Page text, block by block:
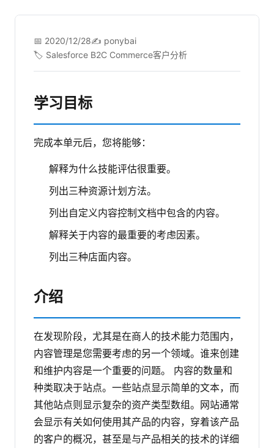
📅 2020/12/28✍️ ponybai
🏷️ Salesforce B2C Commerce客户分析
学习目标
完成本单元后，您将能够：
解释为什么技能评估很重要。
列出三种资源计划方法。
列出自定义内容控制文档中包含的内容。
解释关于内容的最重要的考虑因素。
列出三种店面内容。
介绍
在发现阶段，尤其是在商人的技术能力范围内，
内容管理是您需要考虑的另一个领域。谁来创建
和维护内容是一个重要的问题。
内容的数量和
种类取决于站点。一些站点显示简单的文本，而
其他站点则显示复杂的资产类型数组。网站通常
会显示有关如何使用其产品的内容，穿着该产品
的客户的概况，甚至是与产品相关的技术的详细